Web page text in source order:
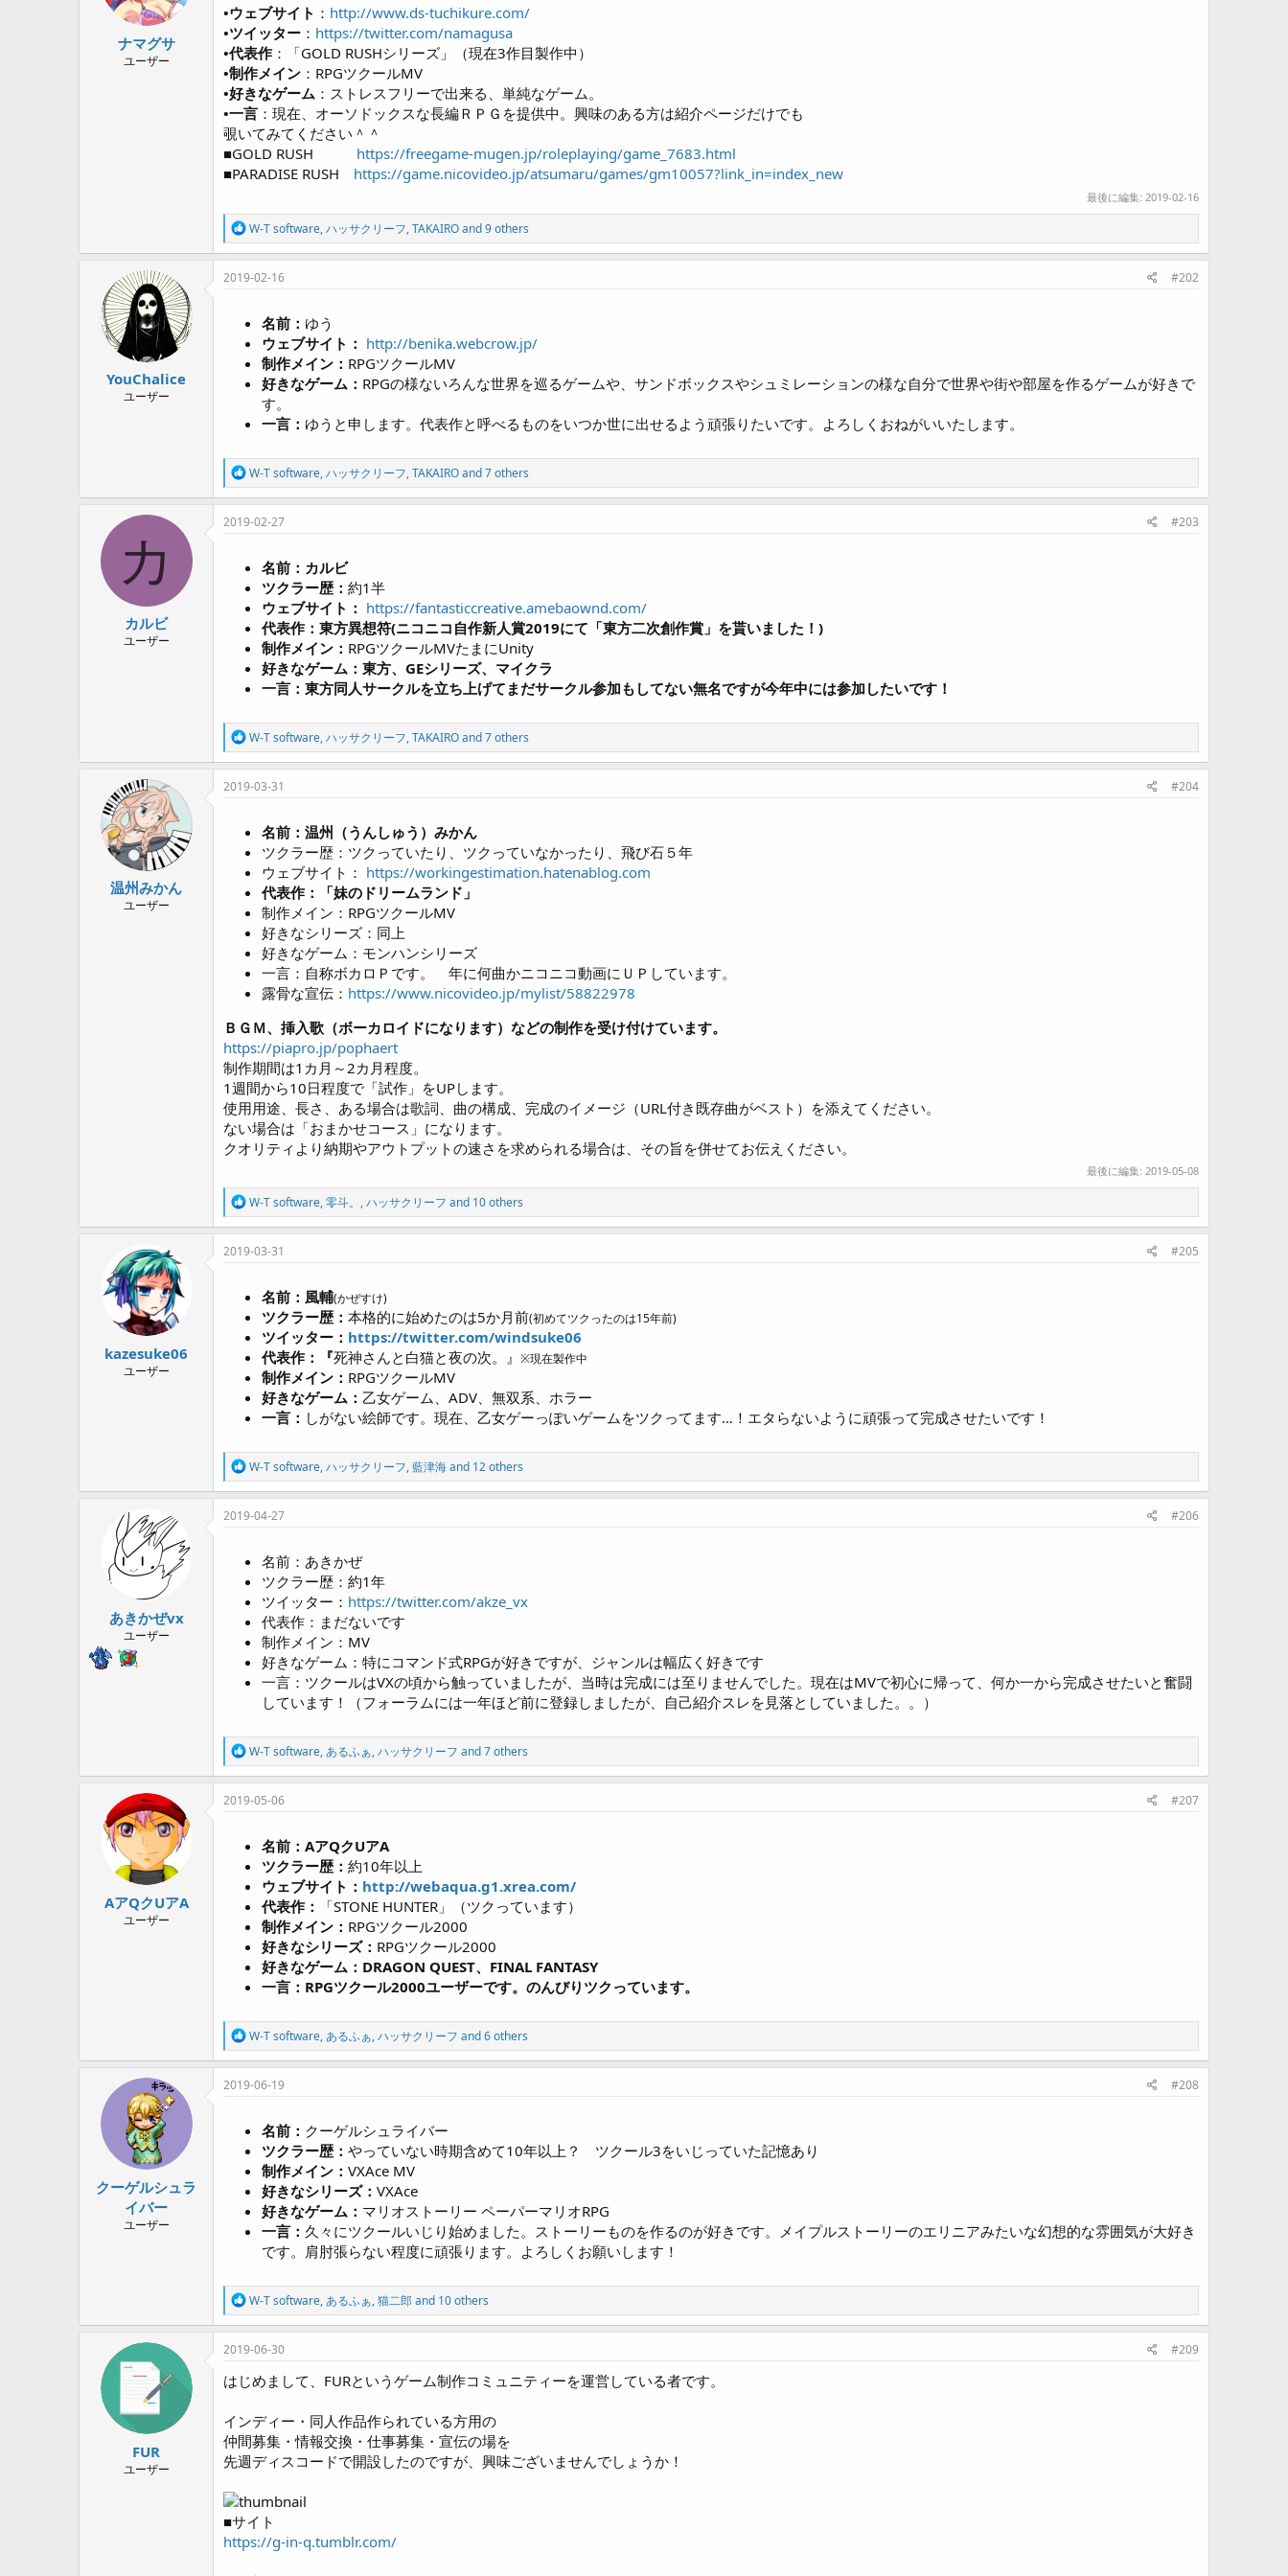
ナマグサ
ユーザー
•ウェブサイト ： http://www.ds-tuchikure.com/
•ツイッター ： https://twitter.com/namagusa
•代表作 ：「GOLD RUSHシリーズ」（現在3作目製作中）
•制作メイン ：RPGツクールMV
•好きなゲーム ：ストレスフリーで出来る、単純なゲーム。
•一言 ：現在、オーソドックスな長編ＲＰＧを提供中。興味のある方は紹介ページだけでも
覗いてみてください＾＾
■GOLD RUSH https://freegame-mugen.jp/roleplaying/game_7683.html
■PARADISE RUSH https://game.nicovideo.jp/atsumaru/games/gm10057?link_in=index_new
最後に編集: 2019-02-16
R
e
a
c
o
s
:
W-T software,ハッサクリーフ,TAKAIROand 9 others
YouChalice
ユーザー
2019-02-16 #202
名前： ゆう
ウェブサイト： http://benika.webcrow.jp/
制作メイン： RPGツクールMV
好きなゲーム： RPGの様ないろんな世界を巡るゲームや、サンドボックスやシュミレーションの様な自分で世界や街や部屋を作るゲームが好きで
す。
一言： ゆうと申します。代表作と呼べるものをいつか世に出せるよう頑張りたいです。よろしくおねがいいたします。
R
e
a
c
o
s
:
W-T software,ハッサクリーフ,TAKAIROand 7 others
カ
カルビ
ユーザー
2019-02-27 #203
名前：カルビ
ツクラー歴： 約1半
ウェブサイト： https://fantasticcreative.amebaownd.com/
代表作：東方異想符(ニコニコ自作新人賞2019にて「東方二次創作賞」を貰いました！)
制作メイン： RPGツクールMVたまにUnity
好きなゲーム：東方、GEシリーズ、マイクラ
一言：東方同人サークルを立ち上げてまだサークル参加もしてない無名ですが今年中には参加したいです！
R
e
a
c
o
s
:
W-T software,ハッサクリーフ,TAKAIROand 7 others
温州みかん
ユーザー
2019-03-31 #204
名前：温州（うんしゅう）みかん
ツクラー歴：ツクっていたり、ツクっていなかったり、飛び石５年
ウェブサイト： https://workingestimation.hatenablog.com
代表作：「妹のドリームランド」
制作メイン：RPGツクールMV
好きなシリーズ：同上
好きなゲーム：モンハンシリーズ
一言：自称ボカロＰです。 年に何曲かニコニコ動画にＵＰしています。
露骨な宣伝： https://www.nicovideo.jp/mylist/58822978
ＢＧＭ、挿入歌（ボーカロイドになります）などの制作を受け付けています。
https://piapro.jp/pophaert
制作期間は1カ月～2カ月程度。
1週間から10日程度で「試作」をUPします。
使用用途、長さ、ある場合は歌詞、曲の構成、完成のイメージ（URL付き既存曲がベスト）を添えてください。
ない場合は「おまかせコース」になります。
クオリティより納期やアウトプットの速さを求められる場合は、その旨を併せてお伝えください。
最後に編集: 2019-05-08
R
e
a
c
o
s
:
W-T software,零斗。 ,ハッサクリーフ and 10 others
kazesuke06
ユーザー
2019-03-31 #205
名前：風輔(かぜすけ)
ツクラー歴： 本格的に始めたのは5か月前(初めてツクったのは15年前)
ツイッター： https://twitter.com/windsuke06
代表作：『死神さんと白猫と夜の次。』 ※現在製作中
制作メイン： RPGツクールMV
好きなゲーム： 乙女ゲーム、ADV、無双系、ホラー
一言： しがない絵師です。現在、乙女ゲーっぽいゲームをツクってます…！エタらないように頑張って完成させたいです！
R
e
a
c
o
s
:
W-T software,ハッサクリーフ,藍津海and 12 others
あきかぜvx
ユーザー
2019-04-27 #206
名前：あきかぜ
ツクラー歴：約1年
ツイッター： https://twitter.com/akze_vx
代表作：まだないです
制作メイン：MV
好きなゲーム：特にコマンド式RPGが好きですが、ジャンルは幅広く好きです
一言：ツクールはVXの頃から触っていましたが、当時は完成には至りませんでした。現在はMVで初心に帰って、何か一から完成させたいと奮闘
しています！（フォーラムには一年ほど前に登録しましたが、自己紹介スレを見落としていました。。）
R
e
a
c
o
s
:
W-T software,あるふぁ,ハッサクリーフ and 7 others
AアQクUアA
ユーザー
2019-05-06 #207
名前：AアQクUアA
ツクラー歴： 約10年以上
ウェブサイト： http://webaqua.g1.xrea.com/
代表作：
「STONE HUNTER」（ツクっています）
制作メイン： RPGツクール2000
好きなシリーズ： RPGツクール2000
好きなゲーム：DRAGON QUEST、FINAL FANTASY
一言：RPGツクール2000ユーザーです。のんびりツクっています。
R
e
a
c
o
s
:
W-T software,あるふぁ,ハッサクリーフ and 6 others
クーゲルシュラ
イバー
ユーザー
2019-06-19 #208
名前： クーゲルシュライバー
ツクラー歴： やっていない時期含めて10年以上？ ツクール3をいじっていた記憶あり
制作メイン： VXAce MV
好きなシリーズ： VXAce
好きなゲーム： マリオストーリー ペーパーマリオRPG
一言： 久々にツクールいじり始めました。ストーリーものを作るのが好きです。メイプルストーリーのエリニアみたいな幻想的な雰囲気が大好き
です。肩肘張らない程度に頑張ります。よろしくお願いします！
R
e
a
c
i
o
s
:
W-T software,あるふぁ,猫二郎and 10 others
FUR
ユーザー
2019-06-30 #209
はじめまして、FURというゲーム制作コミュニティーを運営している者です。
インディー・同人作品作られている方用の
仲間募集・情報交換・仕事募集・宣伝の場を
先週ディスコードで開設したのですが、興味ございませんでしょうか！
■サイト
https://g-in-q.tumblr.com/